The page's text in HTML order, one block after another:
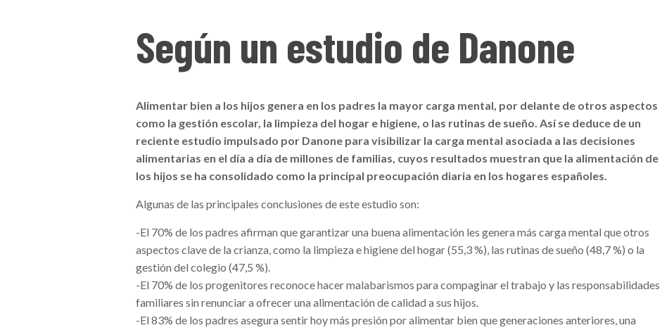
Según un estudio de Danone
Alimentar bien a los hijos genera en los padres la mayor carga mental, por delante de otros aspectos
como la gestión escolar, la limpieza del hogar e higiene, o las rutinas de sueño. Así se deduce de un
reciente estudio impulsado por Danone para visibilizar la carga mental asociada a las decisiones
alimentarias en el día a día de millones de familias, cuyos resultados muestran que la alimentación de
los hijos se ha consolidado como la principal preocupación diaria en los hogares españoles.
Algunas de las principales conclusiones de este estudio son:
-El 70% de los padres afirman que garantizar una buena alimentación les genera más carga mental que otros
aspectos clave de la crianza, como la limpieza e higiene del hogar (55,3 %), las rutinas de sueño (48,7 %) o la
gestión del colegio (47,5 %).
-El 70% de los progenitores reconoce hacer malabarismos para compaginar el trabajo y las responsabilidades
familiares sin renunciar a ofrecer una alimentación de calidad a sus hijos.
-El 83% de los padres asegura sentir hoy más presión por alimentar bien que generaciones anteriores, una